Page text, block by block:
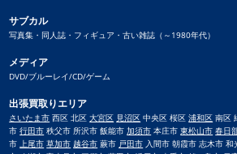
サブカル
写真集・同人誌・フィギュア・古い雑誌（～1980年代）
メディア
DVD/ブルーレイ/CD/ゲーム
出張買取りエリア
さいたま市 西区 北区大宮区 見沼区 中央区 桜区浦和区 南区
市行田市 秩父市 所沢市 飯能市加須市 本庄市東松山市 春日
市 上尾市 草加市 越谷市 蕨市 戸田市 入間市 朝霞市 志木市